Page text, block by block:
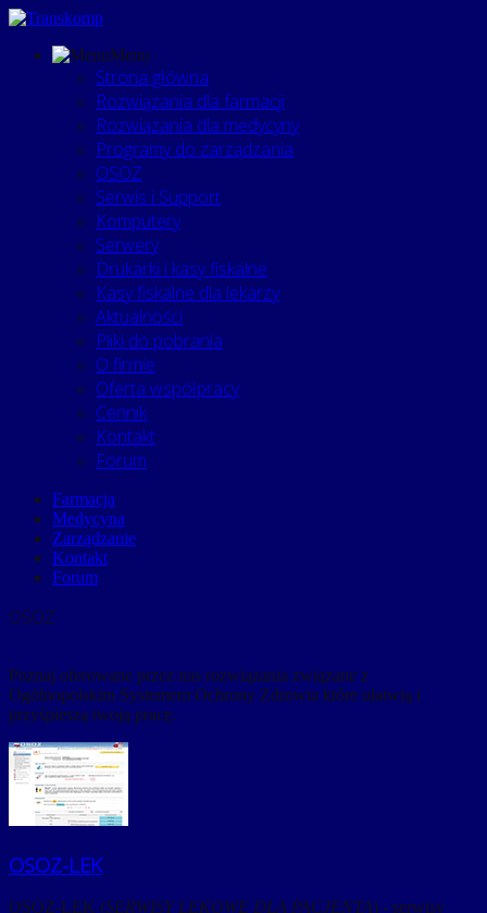
Menu
Strona główna
Rozwiązania dla farmacji
Rozwiązania dla medycyny
Programy do zarządzania
OSOZ
Serwis i Support
Komputery
Serwery
Drukarki i kasy fiskalne
Kasy fiskalne dla lekarzy
Aktualności
Pliki do pobrania
O firmie
Oferta współpracy
Cennik
Kontakt
Forum
Farmacja
Medycyna
Zarządzanie
Kontakt
Forum
OSOZ
Poznaj oferowane przez nas rozwiązania związane z
Ogólnopolskim Systemem Ochrony Zdrowia które ułatwią i
przyśpieszą twoją pracę.
OSOZ-LEK
OSOZ-LEK (SERWISY LEKOWE DLA PACJENTA) - serwisy